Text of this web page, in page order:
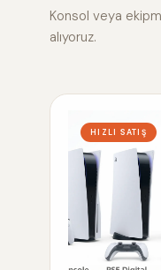
Konsol veya
alıyoruz.
HIZLI SATIŞ